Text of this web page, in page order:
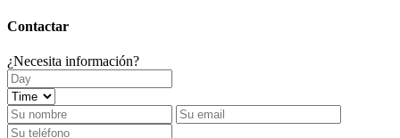
Contactar
¿Necesita información?